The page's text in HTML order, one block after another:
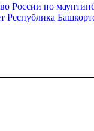
России по
Республика